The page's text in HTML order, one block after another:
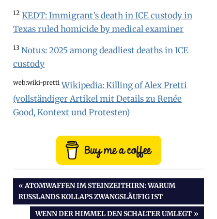
12 KEDT: Immigrant’s death in ICE custody in
Texas ruled homicide by medical examiner
13 Notus: 2025 among deadliest deaths in ICE
custody
web:wiki-pretti Wikipedia: Killing of Alex Pretti
(vollständiger Artikel mit Details zu Renée
Good, Kontext und Protesten)
Beitragsnavigation
VORHERIGER
BEITRAG:
ATOMWAFFEN IM STEINZEITHIRN: WARUM
RUSSLANDS KOLLAPS ZWANGSLÄUFIG IST
NÄCHSTER
WENN DER HIMMEL DEN SCHALTER UMLEGT